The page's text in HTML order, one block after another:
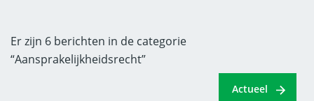
Er zijn 6 berichten in de categorie
“Aansprakelijkheidsrecht”
Actueel